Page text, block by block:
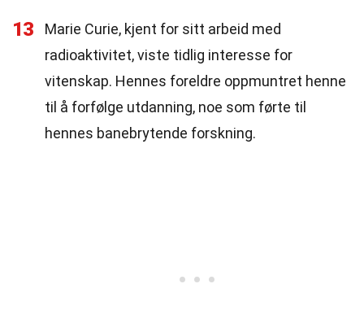
13
Marie Curie, kjent for sitt arbeid med
radioaktivitet, viste tidlig interesse for
vitenskap. Hennes foreldre oppmuntret henne
til å forfølge utdanning, noe som førte til
hennes banebrytende forskning.